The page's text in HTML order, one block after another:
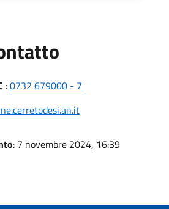
:0732 679000 - 7
: 7 novembre 2024, 16:39